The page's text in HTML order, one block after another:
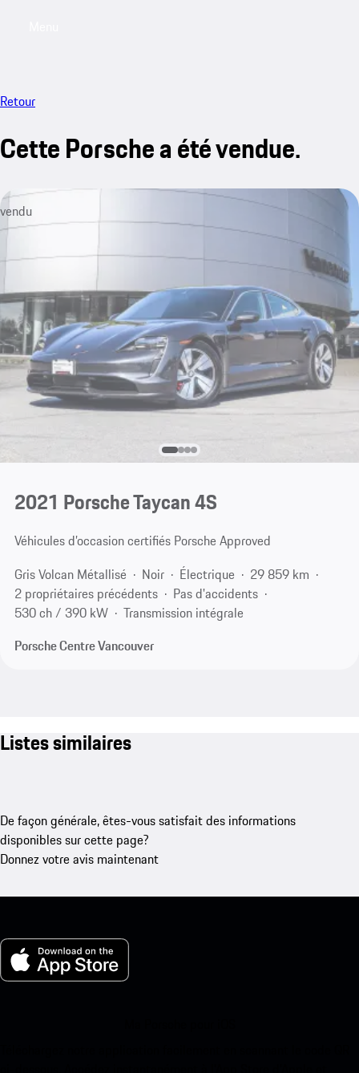
Retour
Cette Porsche a été vendue.
vendu
2021 Porsche Taycan 4S
Véhicules d’occasion certifiés Porsche Approved
Gris Volcan Métallisé
Noir Électrique
29 859 km
2 propriétaires précédents
Pas d'accidents
530 ch / 390 kW
Transmission intégrale
Porsche Centre Vancouver
Listes similaires
De façon générale, êtes-vous satisfait des informations
disponibles sur cette page?
Donnez votre avis maintenant